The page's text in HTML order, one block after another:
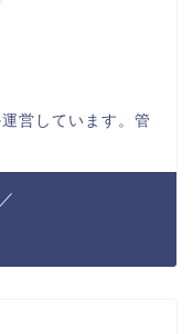
営しています。管